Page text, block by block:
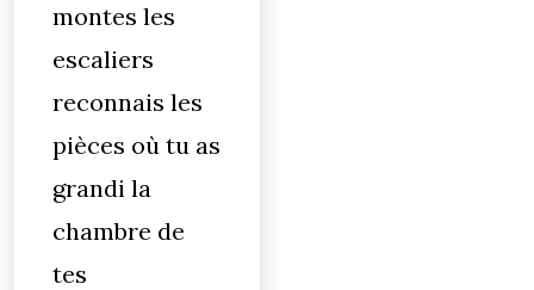
montes les
escaliers
reconnais les
pièces où tu as
grandi la
chambre de
tes